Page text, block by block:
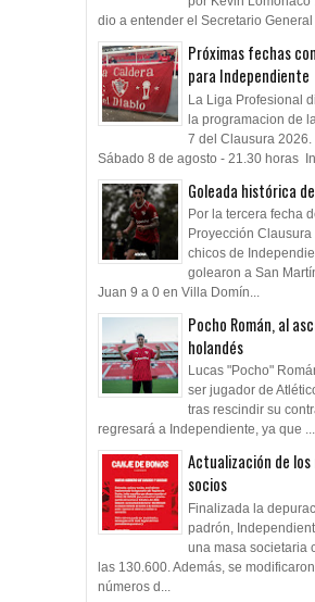
dio a entender el Secretario
Próximas fechas
para Independiente
La Liga Profesional
la programacion de
7 del Clausura
Sábado 8 de agosto - 21.30 horas
Goleada histórica
Por la tercera fecha
Proyección
chicos de
golearon a San
Juan 9 a 0 en Villa Domín...
Pocho Román, al
holandés
Lucas "Pocho"
ser jugador de
tras rescindir su
regresará a Independiente, ya que ...
Actualización de los
socios
Finalizada la
padrón,
una masa societaria
las 130.600. Además, se
números d...